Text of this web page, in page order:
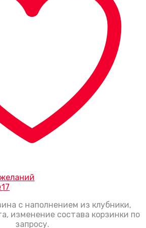
с наполнением из клубники,
изменение состава корзинки по
запросу.